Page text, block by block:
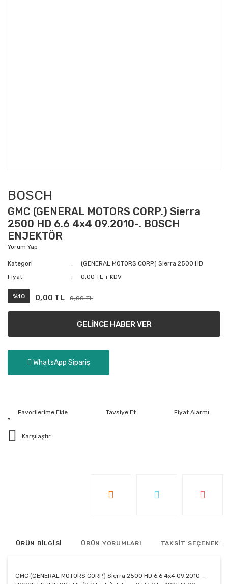
BOSCH
GMC (GENERAL MOTORS CORP.) Sierra
2500 HD 6.6 4x4 09.2010-. BOSCH
ENJEKTÖR
Yorum Yap
Kategori
(GENERAL MOTORS CORP.) Sierra 2500 HD
Fiyat
0,00 TL + KDV
%10 0,00 TL 0,00 TL
GELİNCE HABER VER
WhatsApp Sipariş
Tavsiye Et Fiyat Alarmı
Karşılaştır
ÜRÜN BİLGİSİ ÜRÜN YORUMLARI TAKSİT
GMC (GENERAL MOTORS CORP.) Sierra 2500 HD 6.6 4x4 09.2010-.